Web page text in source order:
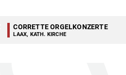
CORRETTE ORGELKONZERTE
LAAX, KATH. KIRCHE